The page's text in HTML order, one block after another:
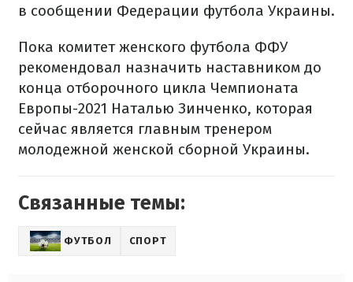
в сообщении Федерации футбола Украины.
Пока комитет женского футбола ФФУ
рекомендовал назначить наставником до
конца отборочного цикла Чемпионата
Европы-2021 Наталью Зинченко, которая
сейчас является главным тренером
молодежной женской сборной Украины.
Связанные темы:
ФУТБОЛ СПОРТ